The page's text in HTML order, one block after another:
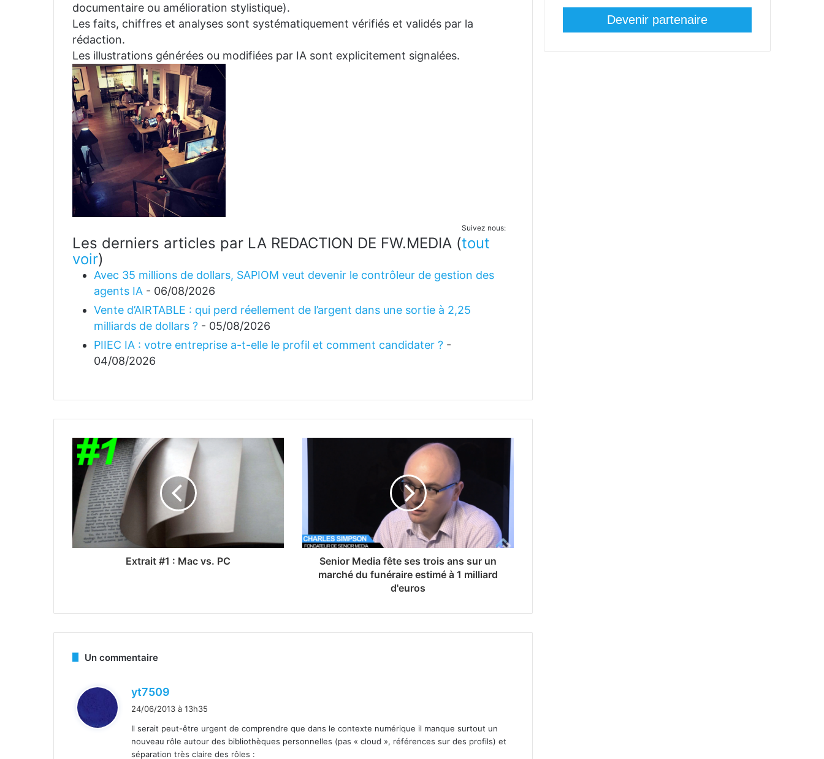
documentaire ou amélioration stylistique).
Les faits, chiffres et analyses sont systématiquement vérifiés et validés par la
rédaction.
Les illustrations générées ou modifiées par IA sont explicitement signalées.
Suivez nous:
Les derniers articles par LA REDACTION DE FW.MEDIA (tout
voir)
Avec 35 millions de dollars, SAPIOM veut devenir le contrôleur de gestion des
agents IA - 06/08/2026
Vente d’AIRTABLE : qui perd réellement de l’argent dans une sortie à 2,25
milliards de dollars ? - 05/08/2026
PIIEC IA : votre entreprise a-t-elle le profil et comment candidater ? -
04/08/2026
Extrait #1 : Mac vs. PC
Senior Media fête ses trois ans sur un
marché du funéraire estimé à 1 milliard
d'euros
Un commentaire
yt7509
:
24/06/2013 à 13h35
Il serait peut-être urgent de comprendre que dans le contexte numérique il manque surtout un
nouveau rôle autour des bibliothèques personnelles (pas « cloud », références sur des profils) et
séparation très claire des rôles :
Devenir partenaire